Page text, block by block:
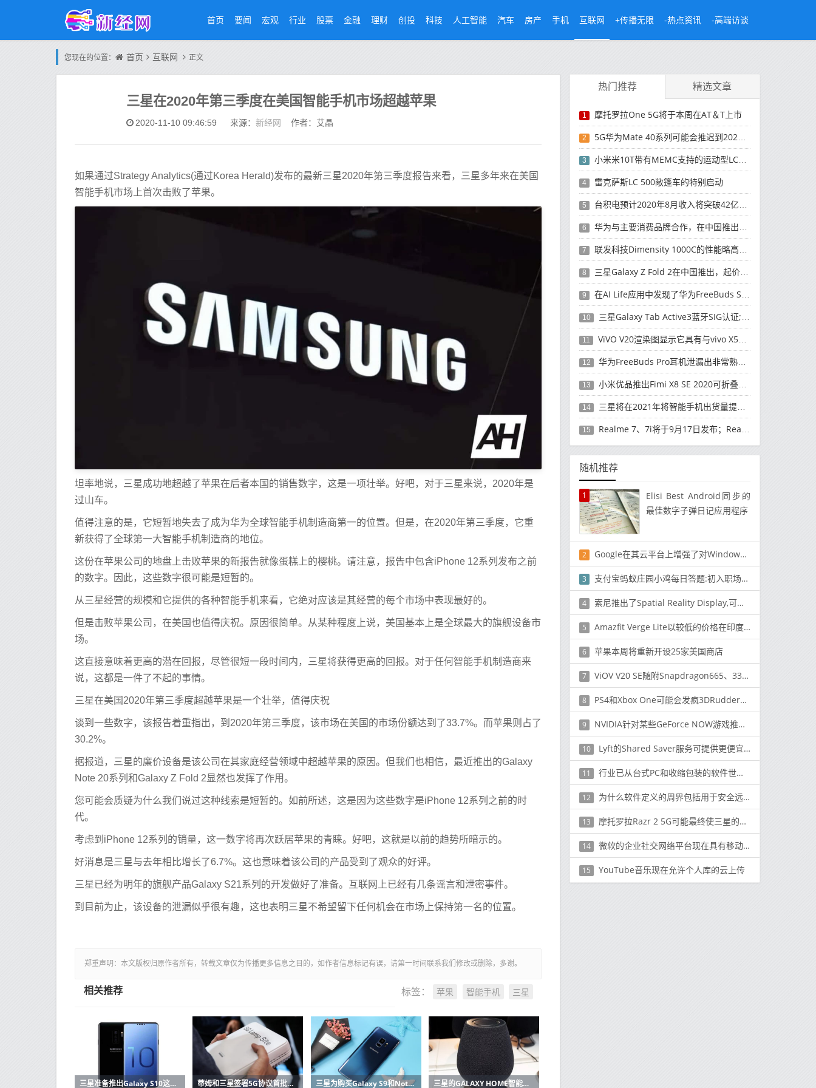
首页 要闻 宏观 行业 股票 金融 理财 创投 科技 人工智能 汽车 房产 手机 互联网 +传播无限 -热点资讯 -高端访谈
您现在的位置： 首页 互联网 正文
三星在2020年第三季度在美国智能手机市场超越苹果
2020-11-10 09:46:59 来源： 新经网 作者：艾晶
如果通过Strategy Analytics(通过Korea Herald)发布的最新三星2020年第三季度报告来看，三星多年来在美国
智能手机市场上首次击败了苹果。
坦率地说，三星成功地超越了苹果在后者本国的销售数字，这是一项壮举。好吧，对于三星来说，2020年是
过山车。
值得注意的是，它短暂地失去了成为华为全球智能手机制造商第一的位置。但是，在2020年第三季度，它重
新获得了全球第一大智能手机制造商的地位。
这份在苹果公司的地盘上击败苹果的新报告就像蛋糕上的樱桃。请注意，报告中包含iPhone 12系列发布之前
的数字。因此，这些数字很可能是短暂的。
从三星经营的规模和它提供的各种智能手机来看，它绝对应该是其经营的每个市场中表现最好的。
但是击败苹果公司，在美国也值得庆祝。原因很简单。从某种程度上说，美国基本上是全球最大的旗舰设备市
场。
这直接意味着更高的潜在回报，尽管很短一段时间内，三星将获得更高的回报。对于任何智能手机制造商来
说，这都是一件了不起的事情。
三星在美国2020年第三季度超越苹果是一个壮举，值得庆祝
谈到一些数字，该报告着重指出，到2020年第三季度，该市场在美国的市场份额达到了33.7%。而苹果则占了
30.2%。
据报道，三星的廉价设备是该公司在其家庭经营领域中超越苹果的原因。但我们也相信，最近推出的Galaxy
Note 20系列和Galaxy Z Fold 2显然也发挥了作用。
您可能会质疑为什么我们说过这种线索是短暂的。如前所述，这是因为这些数字是iPhone 12系列之前的时
代。
考虑到iPhone 12系列的销量，这一数字将再次跃居苹果的青睐。好吧，这就是以前的趋势所暗示的。
好消息是三星与去年相比增长了6.7%。这也意味着该公司的产品受到了观众的好评。
三星已经为明年的旗舰产品Galaxy S21系列的开发做好了准备。互联网上已经有几条谣言和泄密事件。
到目前为止，该设备的泄漏似乎很有趣，这也表明三星不希望留下任何机会在市场上保持第一名的位置。
郑重声明：本文版权归原作者所有，转载文章仅为传播更多信息之目的，如作者信息标记有误，请第一时间联系我们修改或删除，多谢。
标签： 苹果 智能手机 三星
相关推荐
三星准备推出Galaxy S10这里有功能和价格 蒂姆和三星签署5G协议首批设备已在2019年 三星为购买Galaxy S9和Note 9的用户提供高达200欧元的报销 三星的GALAXY HOME智能音箱在UNPACKED 2019上没有亮相
热门推荐 精选文章
1 摩托罗拉One 5G将于本周在AT＆T上市
2 5G华为Mate 40系列可能会推迟到2021年
3 小米米10T带有MEMC支持的运动型LCD屏幕
4 雷克萨斯LC 500敞篷车的特别启动
5 台积电预计2020年8月收入将突破42亿美元，创历史新高
6 华为与主要消费品牌合作，在中国推出采用HarmonyOS 2.0的智能家居产品
7 联发科技Dimensity 1000C的性能略高于Snapdragon 765G
8 三星Galaxy Z Fold 2在中国推出，起价为16,999元
9 在AI Life应用中发现了华为FreeBuds Studio耳机
10 三星Galaxy Tab Active3蓝牙SIG认证; 发布可能快要结束了
11 ViVO V20渲染图显示它具有与vivo X50 Pro类似的后部设计
12 华为FreeBuds Pro耳机泄漏出非常熟悉的设计
13 小米优品推出Fimi X8 SE 2020可折叠无人机
14 三星将在2021年将智能手机出货量提高至3亿部
15 Realme 7、7i将于9月17日发布；Realme 7i的完整规格并导致泄漏
随机推荐
1
Elisi Best Android同步的
最佳数字子弹日记应用程序
2 Google在其云平台上增强了对Windows的支持
3 支付宝蚂蚁庄园小鸡每日答题:初入职场的小明想开始对工资理财
4 索尼推出了Spatial Reality Display,可让创作者以3D方式将他们的想法变为现实
5 Amazfit Verge Lite以较低的价格在印度重新推出。4999（〜$ 66）
6 苹果本周将重新开设25家美国商店
7 ViOV V20 SE随附Snapdragon665、33W充电支持
8 PS4和Xbox One可能会发疯3DRudder虚拟现实脚控制器
9 NVIDIA针对某些GeForce NOW游戏推出了DLSS 2.0，并增加了21种新游戏
10 Lyft的Shared Saver服务可提供更便宜的乘车服务 但您需要走一点路
11 行业已从台式PC和收缩包装的软件世界演变为万维网和云
12 为什么软件定义的周界包括用于安全远程访问的VPN
13 摩托罗拉Razr 2 5G可能最终使三星的Galaxy Z Flip 5G相形见war
14 微软的企业社交网络平台现在具有移动应用翻译服务
15 YouTube音乐现在允许个人库的云上传